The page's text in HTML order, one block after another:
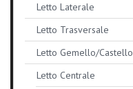
Letto Laterale
Letto Trasversale
Letto Gemello/Castello
Letto Centrale